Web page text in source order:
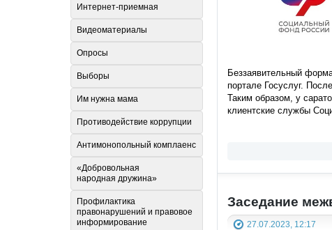
Беззаявительный
портале Госуслуг.
Таким образом, у
клиентские службы
Заседание
27.07.2023, 12:17
Интернет-приемная
Видеоматериалы
Опросы
Выборы
Им нужна мама
Противодействие коррупции
Антимонопольный комплаенс
«Добровольная
народная дружина»
Профилактика
правонарушений и правовое
информирование